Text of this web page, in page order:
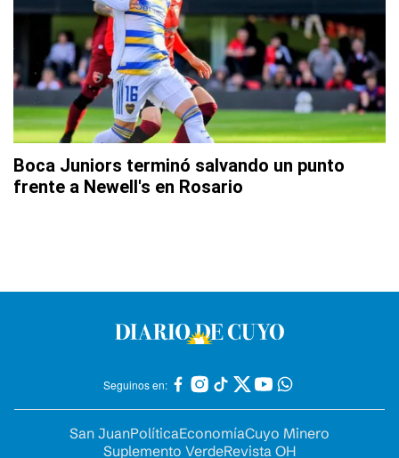
Boca Juniors terminó salvando un punto
frente a Newell's en Rosario
Seguinos en:
San JuanPolíticaEconomíaCuyo Minero
Suplemento VerdeRevista OH